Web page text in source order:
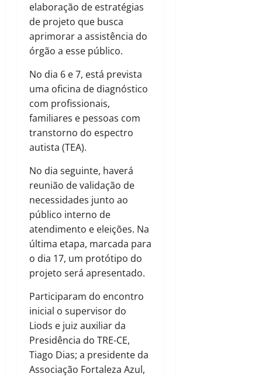
elaboração de estratégias
de projeto que busca
aprimorar a assistência do
órgão a esse público.
No dia 6 e 7, está prevista
uma oficina de diagnóstico
com profissionais,
familiares e pessoas com
transtorno do espectro
autista (TEA).
No dia seguinte, haverá
reunião de validação de
necessidades junto ao
público interno de
atendimento e eleições. Na
última etapa, marcada para
o dia 17, um protótipo do
projeto será apresentado.
Participaram do encontro
inicial o supervisor do
Liods e juiz auxiliar da
Presidência do TRE-CE,
Tiago Dias; a presidente da
Associação Fortaleza Azul,